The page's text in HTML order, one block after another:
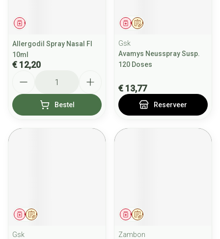
Geneesmiddel
Allergodil Spray Nasal Fl
10ml
€ 12,20
Bestel
Op voorschrift
Geneesmiddel
Gsk
Avamys Neusspray Susp.
120 Doses
€ 13,77
Reserveer
Op voorschrift
Geneesmiddel
Gsk
Op voorschrift
Geneesmiddel
Zambon